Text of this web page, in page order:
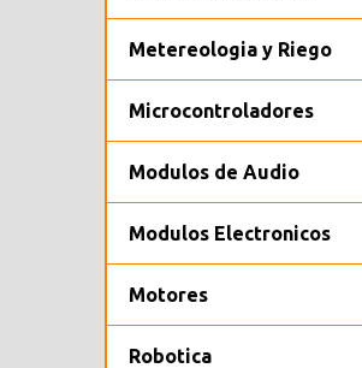
Metereologia y Riego
Microcontroladores
Modulos de Audio
Modulos Electronicos
Motores
Robotica